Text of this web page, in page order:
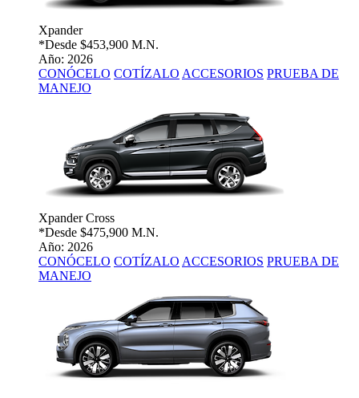
Xpander
*Desde $453,900 M.N.
Año: 2026
CONÓCELO COTÍZALO ACCESORIOS PRUEBA DE
MANEJO
Xpander Cross
*Desde $475,900 M.N.
Año: 2026
CONÓCELO COTÍZALO ACCESORIOS PRUEBA DE
MANEJO